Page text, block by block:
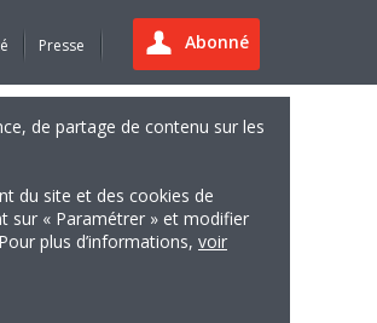
Abonné
Presse
de partage de contenu sur les
du site et des cookies de
sur « Paramétrer » et modifier
plus d’informations, voir